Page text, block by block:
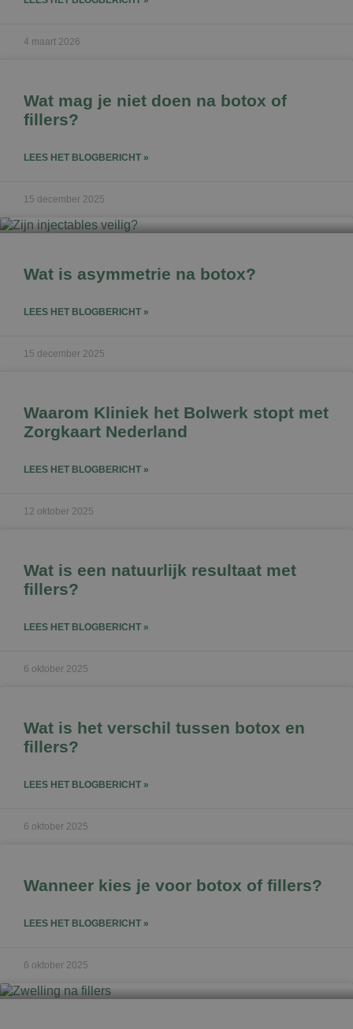
4 maart 2026
Wat mag je niet doen na botox of
fillers?
LEES HET BLOGBERICHT »
15 december 2025
Wat is asymmetrie na botox?
LEES HET BLOGBERICHT »
15 december 2025
Waarom Kliniek het Bolwerk stopt met
Zorgkaart Nederland
LEES HET BLOGBERICHT »
12 oktober 2025
Wat is een natuurlijk resultaat met
fillers?
LEES HET BLOGBERICHT »
6 oktober 2025
Wat is het verschil tussen botox en
fillers?
LEES HET BLOGBERICHT »
6 oktober 2025
Wanneer kies je voor botox of fillers?
LEES HET BLOGBERICHT »
6 oktober 2025